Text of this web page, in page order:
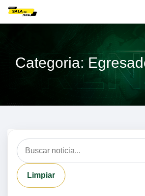
Categoria:
Limpiar